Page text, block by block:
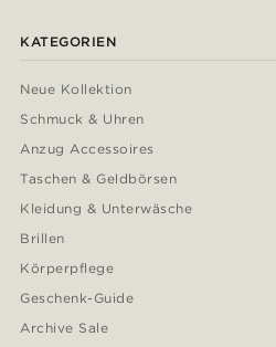
KATEGORIEN
Neue Kollektion
Schmuck & Uhren
Anzug Accessoires
Taschen & Geldbörsen
Kleidung & Unterwäsche
Brillen
Körperpflege
Geschenk-Guide
Archive Sale